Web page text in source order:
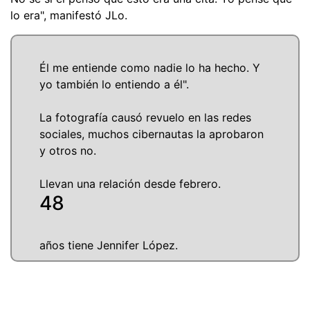
lo era", manifestó JLo.
Él me entiende como nadie lo ha hecho. Y
yo también lo entiendo a él".
La fotografía causó revuelo en las redes
sociales, muchos cibernautas la aprobaron
y otros no.
Llevan una relación desde febrero.
48
años tiene Jennifer López.